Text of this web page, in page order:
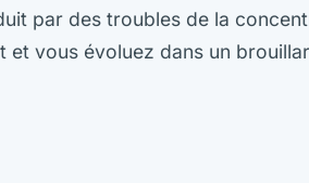
par des troubles de la
et vous évoluez dans un